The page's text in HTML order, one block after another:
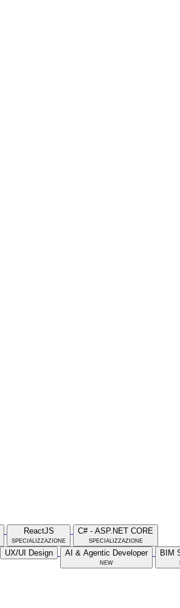
ReactJS
specializzazione
C# - ASP.NET CORE
specializzazione
UX/UI Design
AI & Agentic Developer
new
BIM